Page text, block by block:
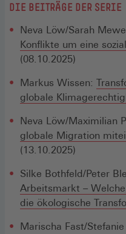
DIE BEITRÄGE DER SERIE
Neva Löw/Sarah
Konflikte um eine
(08.10.2025)
Markus Wissen:
globale
Neva Löw/Maximilian
globale Migration
(13.10.2025)
Silke Bothfeld/Peter
Arbeitsmarkt –
die ökologische
Marischa Fast/